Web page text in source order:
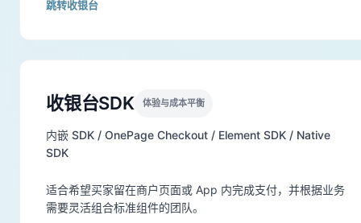
跳转收银台
收银台SDK 体验与成本平衡
内嵌 SDK / OnePage Checkout / Element SDK / Native
SDK
适合希望买家留在商户页面或 App 内完成支付，并根据业务
需要灵活组合标准组件的团队。